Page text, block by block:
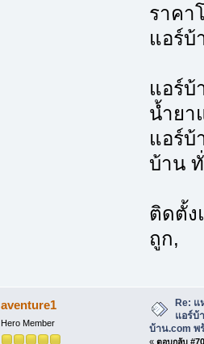
ราคา
แอร์บ้
แอร์บ้
น้ำยา
แอร์บ้
บ้าน
ติดตั้ง
ถูก,
aventure1
Hero Member
Re: แ
แอร์บ้
บ้าน.com พ
« ตอบกลับ